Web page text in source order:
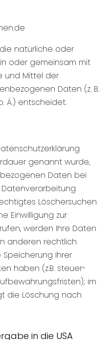
natürliche oder
oder gemeinsam mit
und Mittel der
Daten (z. B.
Ä.) entscheidet.
genannt wurde,
Daten bei
Datenverarbeitung
Löschersuchen
Einwilligung zur
werden Ihre Daten
anderen rechtlich
Ihrer
haben (z.B. steuer-
im
die Löschung nach
in die USA